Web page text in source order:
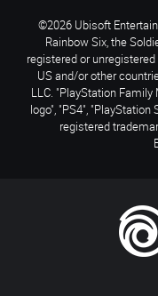
©2026 Ubisoft
Rainbow Six, the
registered or
US and/or other
LLC. "PlayStation Family
logo", "PS4",
registered